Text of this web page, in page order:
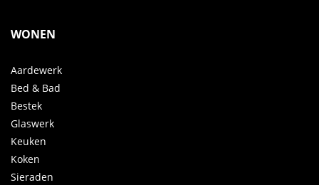
WONEN
Aardewerk
Bed & Bad
Bestek
Glaswerk
Keuken
Koken
Sieraden